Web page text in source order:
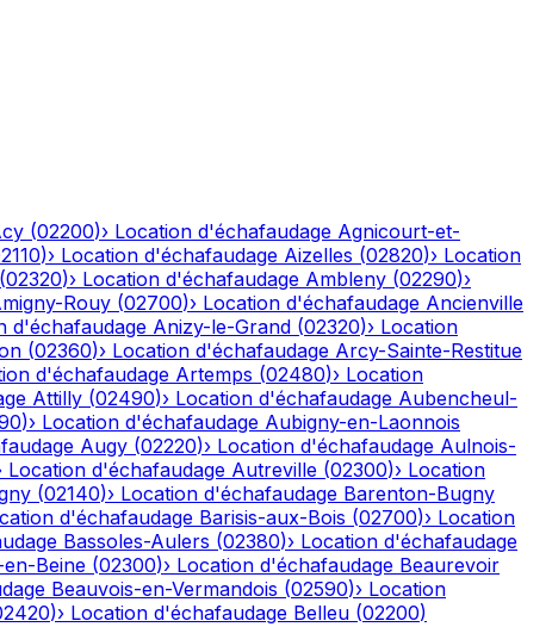
(02200)› Location d'échafaudage Agnicourt-et-
)› Location d'échafaudage Aizelles (02820)› Location
(02320)› Location d'échafaudage Ambleny (02290)›
Rouy (02700)› Location d'échafaudage Ancienville
d'échafaudage Anizy-le-Grand (02320)› Location
(02360)› Location d'échafaudage Arcy-Sainte-Restitue
d'échafaudage Artemps (02480)› Location
Attilly (02490)› Location d'échafaudage Aubencheul-
)› Location d'échafaudage Aubigny-en-Laonnois
Augy (02220)› Location d'échafaudage Aulnois-
Location d'échafaudage Autreville (02300)› Location
(02140)› Location d'échafaudage Barenton-Bugny
d'échafaudage Barisis-aux-Bois (02700)› Location
Bassoles-Aulers (02380)› Location d'échafaudage
Beine (02300)› Location d'échafaudage Beaurevoir
Beauvois-en-Vermandois (02590)› Location
)› Location d'échafaudage Belleu (02200)